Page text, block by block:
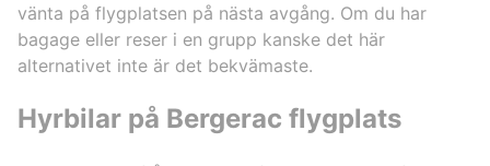
vänta på flygplatsen på nästa avgång. Om du har
bagage eller reser i en grupp kanske det här
alternativet inte är det bekvämaste.
Hyrbilar på Bergerac flygplats